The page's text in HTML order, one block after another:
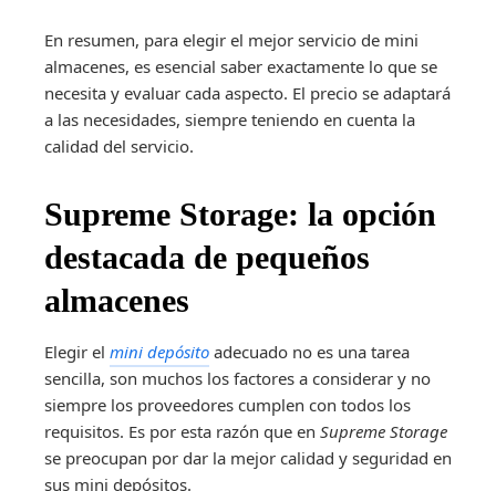
En resumen, para elegir el mejor servicio de mini
almacenes, es esencial saber exactamente lo que se
necesita y evaluar cada aspecto. El precio se adaptará
a las necesidades, siempre teniendo en cuenta la
calidad del servicio.
Supreme Storage: la opción
destacada de pequeños
almacenes
Elegir el mini depósito adecuado no es una tarea
sencilla, son muchos los factores a considerar y no
siempre los proveedores cumplen con todos los
requisitos. Es por esta razón que en Supreme Storage
se preocupan por dar la mejor calidad y seguridad en
sus mini depósitos.